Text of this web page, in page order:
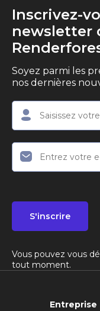
Inscrivez-
newsletter
Soyez parmi les
nos dernières
S'inscrire
Vous pouvez vous
tout moment.
Entreprise